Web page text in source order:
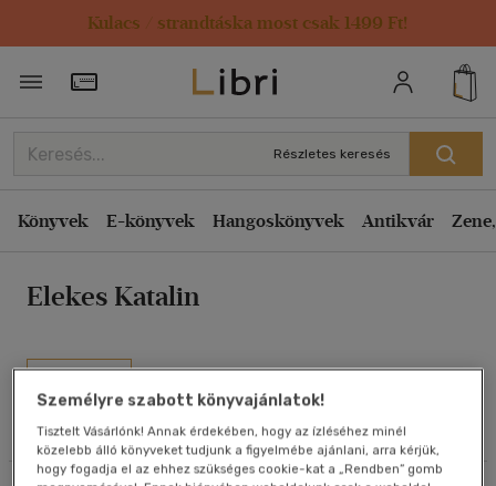
Kulacs / strandtáska most csak 1499 Ft!
Törzsvásárlói Kártya adatai
Részletes keresés
Könyvek E-könyvek Hangoskönyvek Antikvár
Elekes Katalin
Olvasói vélemények
Rendezés
Kiadás éve szerint csökkenő
Ár szerint csökkenő
Eladott darabszám szerint csökkenő
Cím szerint A-Z
Szerző szerint A-Z
Megjelenítés
Személyre szabott könyvajánlatok!
Tisztelt Vásárlónk! Annak érdekében, hogy az ízléséhez minél
közelebb álló könyveket tudjunk a figyelmébe ajánlani, arra kérjük,
hogy fogadja el az ehhez szükséges cookie-kat a „Rendben” gomb